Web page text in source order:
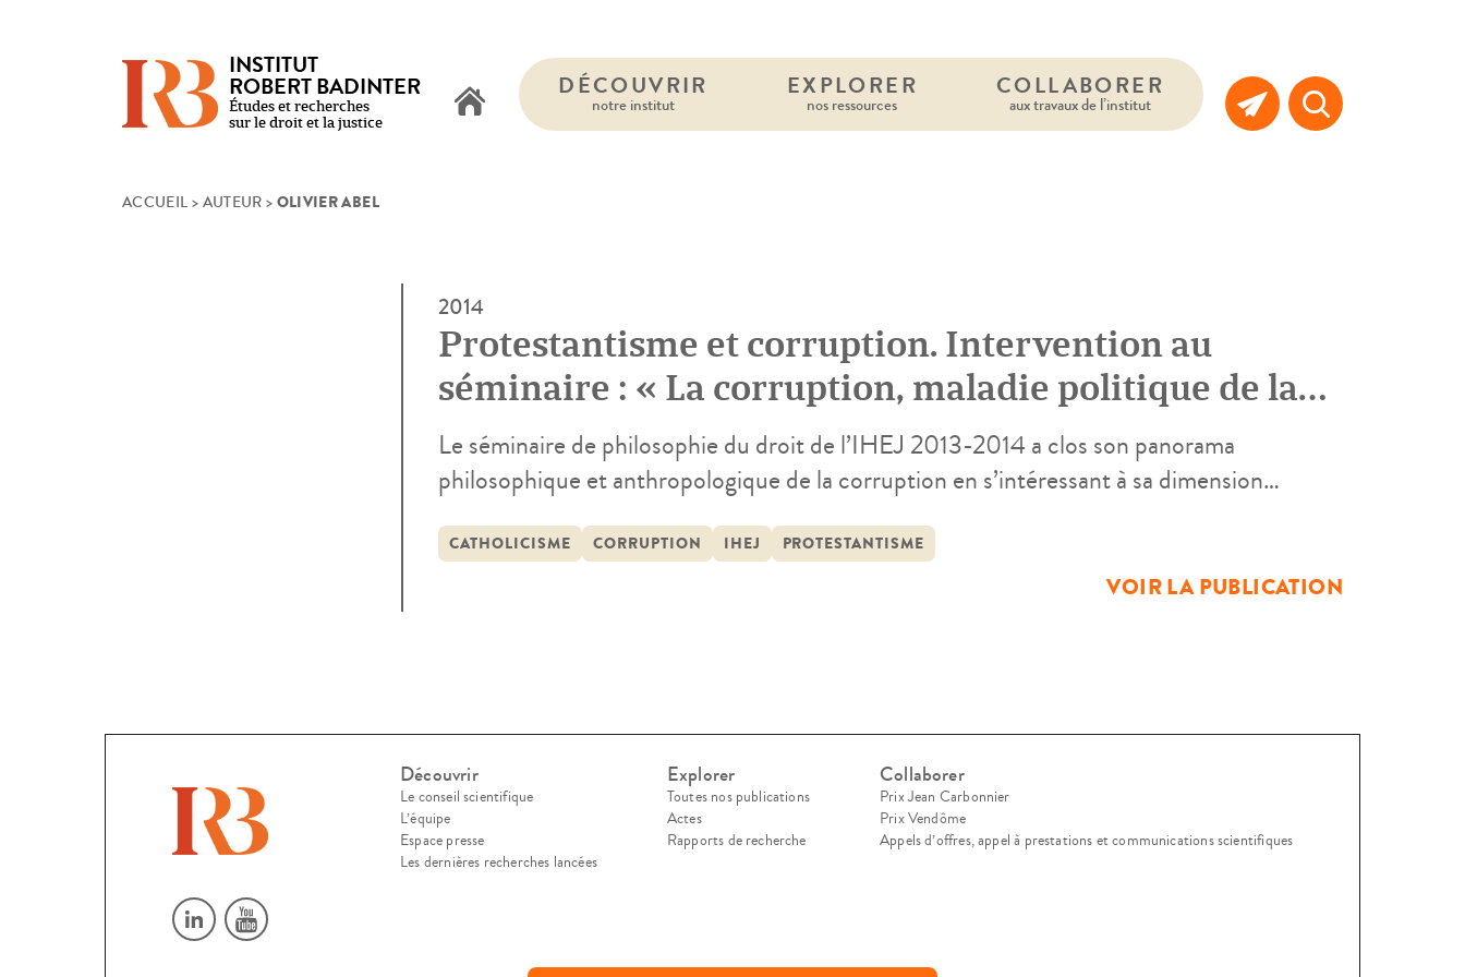
INSTITUT
ROBERT BADINTER
Études et recherches
sur le droit et la justice
DÉCOUVRIR
notre institut
EXPLORER
nos ressources
COLLABORER
aux travaux de l’institut
ACCUEIL > AUTEUR > OLIVIER ABEL
2014
Protestantisme et corruption. Intervention au
séminaire : « La corruption, maladie politique de la
démocratie »
Le séminaire de philosophie du droit de l’IHEJ 2013-2014 a clos son panorama
philosophique et anthropologique de la corruption en s’intéressant à sa dimension
“masquée” par le catholicisme et non regardée en tant que telle en raison de la médiation
CATHOLICISME CORRUPTION IHEJ PROTESTANTISME
VOIR LA PUBLICATION
Découvrir
Le conseil scientifique
L’équipe
Espace presse
Les dernières recherches lancées
Explorer
Toutes nos publications
Actes
Rapports de recherche
Collaborer
Prix Jean Carbonnier
Prix Vendôme
Appels d’offres, appel à prestations et communications scientifiques